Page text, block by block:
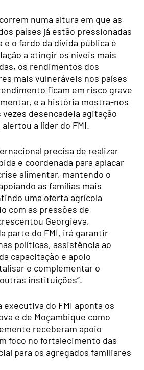
numa altura em que as
países já estão pressionadas
e o fardo da dívida pública é
a atingir os níveis mais
os rendimentos dos
mais vulneráveis nos países
ficam em risco grave
e a história mostra-nos
desencadeia agitação
a líder do FMI.
precisa de realizar
e coordenada para aplacar
alimentar, mantendo o
as famílias mais
uma oferta agrícola
com as pressões de
Georgieva,
parte do FMI, irá garantir
políticas, assistência ao
capacitação e apoio
e complementar o
instituições”.
executiva do FMI aponta os
e de Moçambique como
receberam apoio
foco no fortalecimento das
para os agregados familiares